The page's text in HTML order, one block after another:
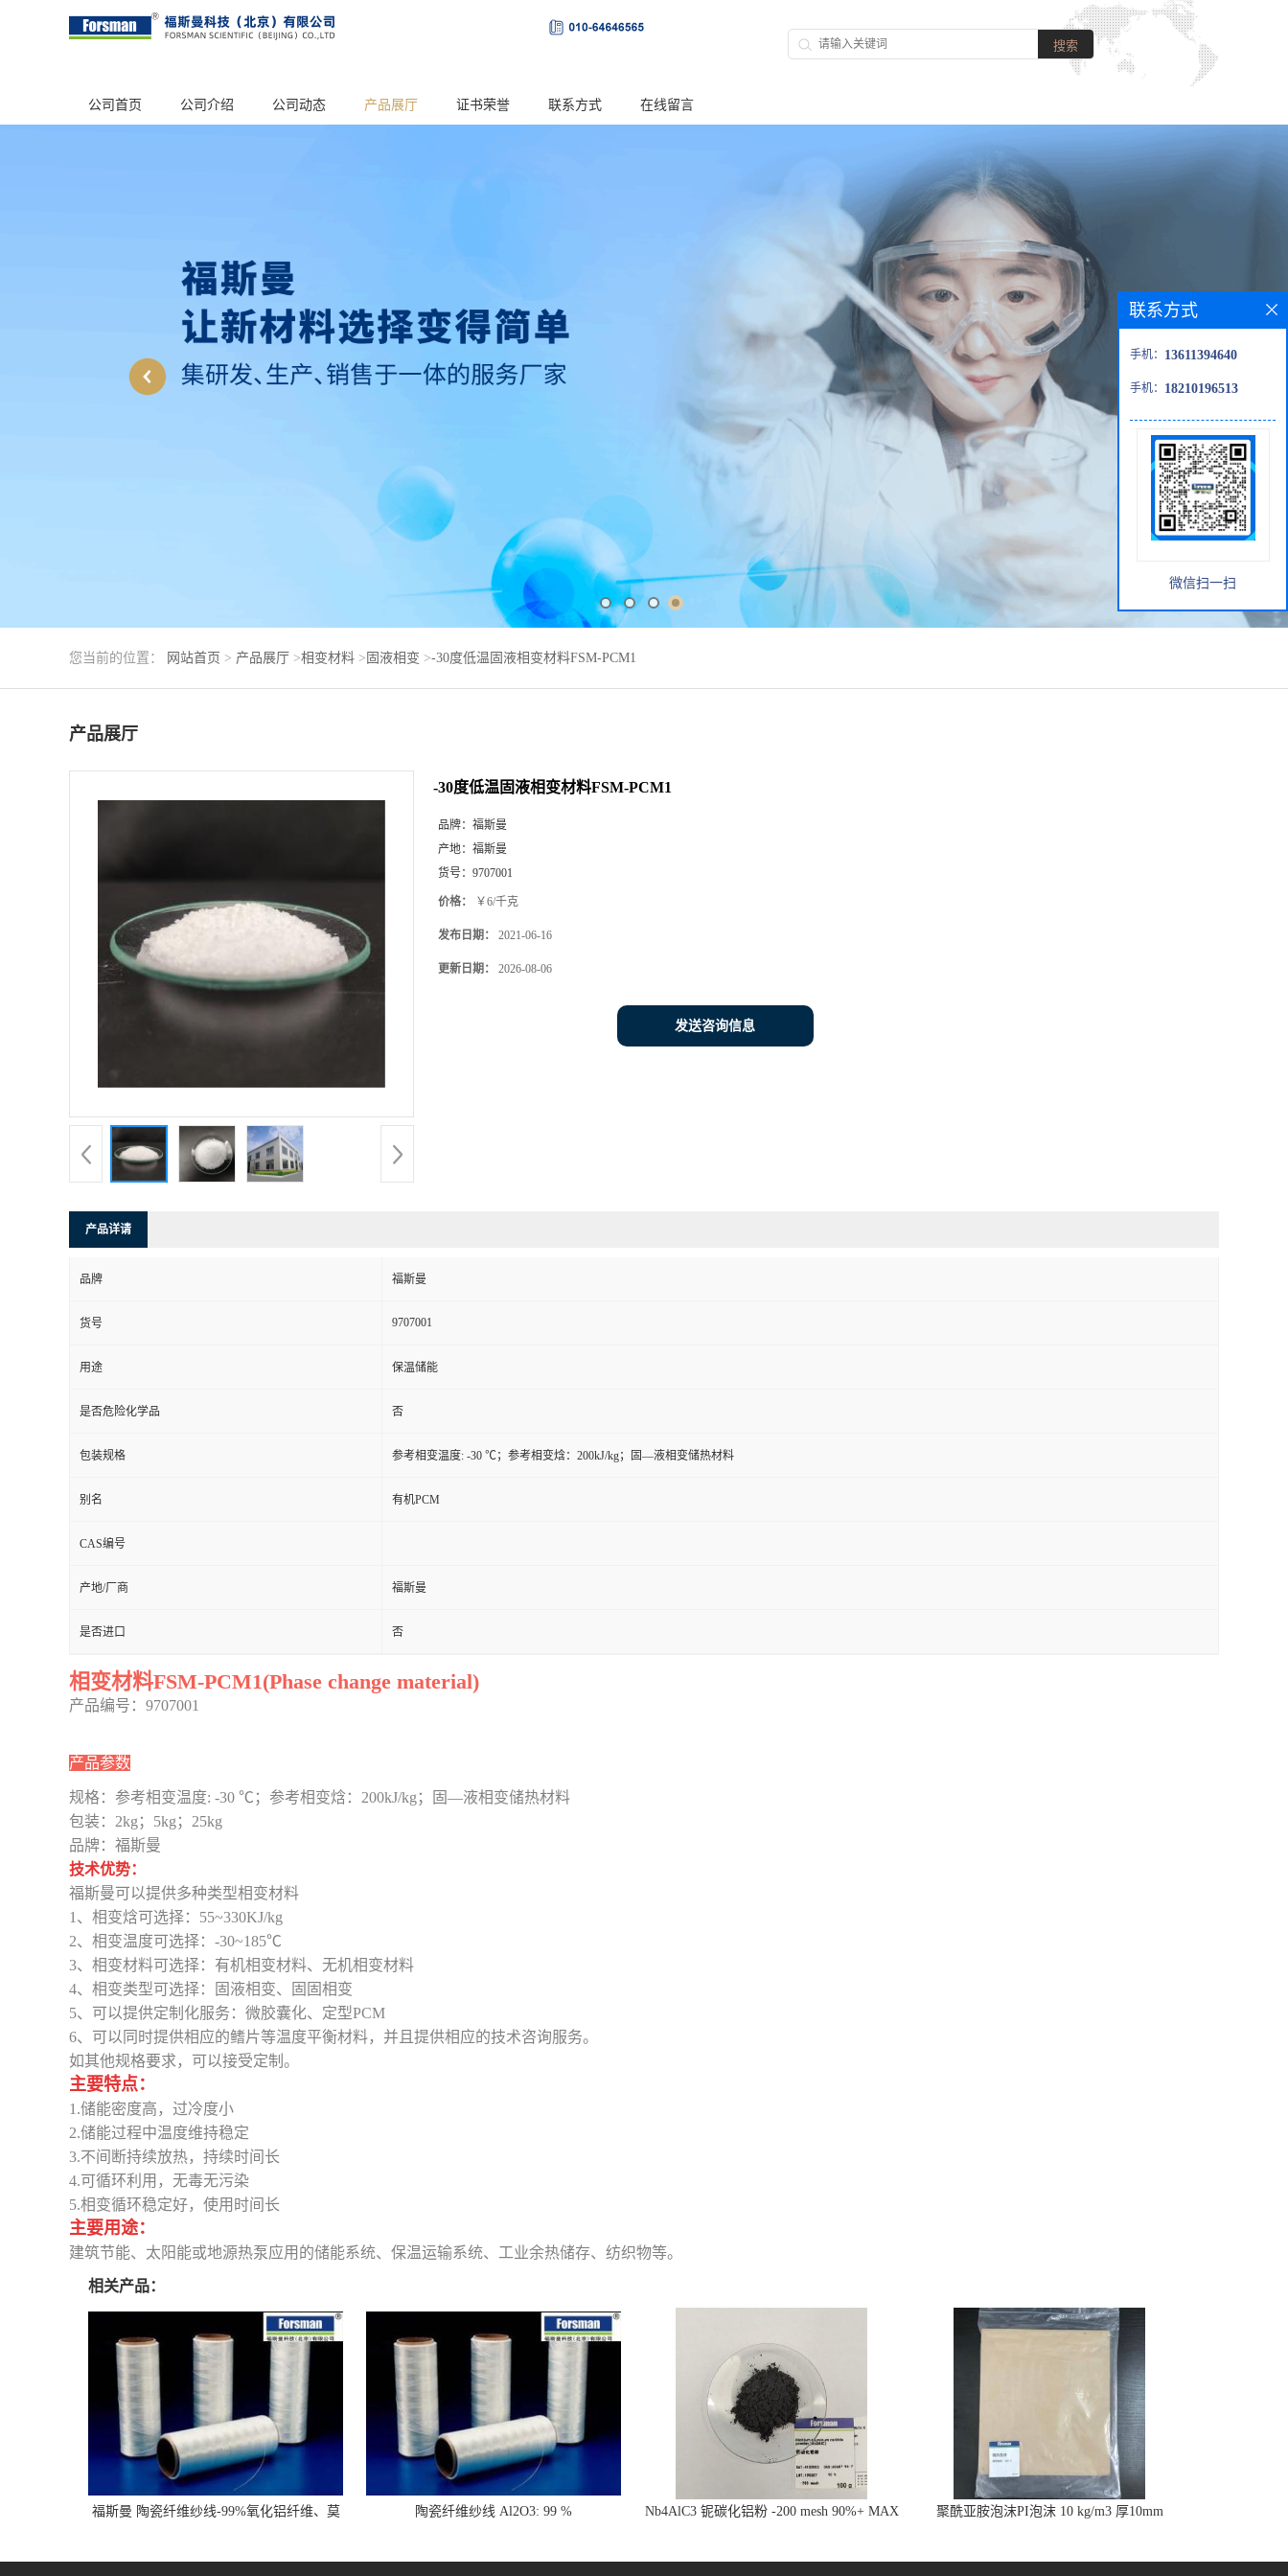
公司首页 公司介绍 公司动态 产品展厅 证书荣誉 联系方式 在线留言
您当前的位置： 网站首页 > 产品展厅 >相变材料 > 固液相变 >-30度低温固液相变材料FSM-PCM1
产品展厅
-30度低温固液相变材料FSM-PCM1
品牌： 福斯曼
产地： 福斯曼
货号： 9707001
价格： ￥6/千克
发布日期： 2021-06-16
更新日期： 2026-08-06
发送咨询信息
产品详请
品牌 福斯曼
货号 9707001
用途 保温储能
是否危险化学品 否
包装规格 参考相变温度: -30 ℃；参考相变焓：200kJ/kg；固—液相变储热材料
别名 有机PCM
CAS编号
产地/厂商 福斯曼
是否进口 否
相变材料FSM-PCM1(Phase change material)
产品编号：9707001
产品参数
规格：参考相变温度: -30 ℃；参考相变焓：200kJ/kg；固—液相变储热材料
包装：2kg；5kg；25kg
品牌：福斯曼
技术优势：
福斯曼可以提供多种类型相变材料
1、相变焓可选择：55~330KJ/kg
2、相变温度可选择：-30~185℃
3、相变材料可选择：有机相变材料、无机相变材料
4、相变类型可选择：固液相变、固固相变
5、可以提供定制化服务：微胶囊化、定型PCM
6、可以同时提供相应的鳍片等温度平衡材料，并且提供相应的技术咨询服务。
如其他规格要求，可以接受定制。
主要特点：
1.储能密度高，过冷度小
2.储能过程中温度维持稳定
3.不间断持续放热，持续时间长
4.可循环利用，无毒无污染
5.相变循环稳定好，使用时间长
主要用途：
建筑节能、太阳能或地源热泵应用的储能系统、保温运输系统、工业余热储存、纺织物等。
相关产品：
福斯曼 陶瓷纤维纱线-99%氧化铝纤维、莫
陶瓷纤维纱线 Al2O3: 99 %
Nb4AlC3 铌碳化铝粉 -200 mesh 90%+ MAX
聚酰亚胺泡沫PI泡沫 10 kg/m3 厚10mm
联系方式
手机： 13611394640
手机： 18210196513
微信扫一扫